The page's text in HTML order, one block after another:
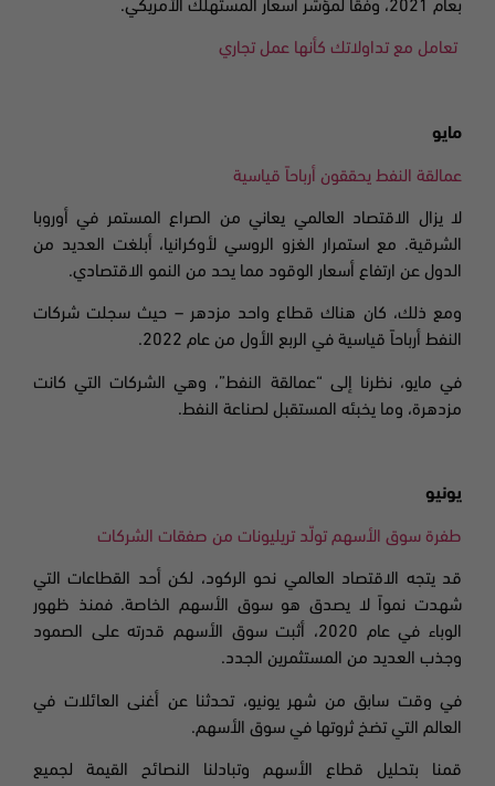
بعام 2021، وفقاً لمؤشر أسعار المستهلك الأمريكي.
تعامل مع تداولاتك كأنها عمل تجاري
مايو
عمالقة النفط يحققون أرباحاً قياسية
لا يزال الاقتصاد العالمي يعاني من الصراع المستمر في أوروبا
الشرقية. مع استمرار الغزو الروسي لأوكرانيا، أبلغت العديد من
الدول عن ارتفاع أسعار الوقود مما يحد من النمو الاقتصادي.
ومع ذلك، كان هناك قطاع واحد مزدهر – حيث سجلت شركات
النفط أرباحاً قياسية في الربع الأول من عام 2022.
في مايو، نظرنا إلى “عمالقة النفط”، وهي الشركات التي كانت
مزدهرة، وما يخبئه المستقبل لصناعة النفط.
يونيو
طفرة سوق الأسهم تولّد تريليونات من صفقات الشركات
قد يتجه الاقتصاد العالمي نحو الركود، لكن أحد القطاعات التي
شهدت نمواً لا يصدق هو سوق الأسهم الخاصة. فمنذ ظهور
الوباء في عام 2020،
أثبت سوق الأسهم قدرته على الصمود
وجذب العديد من المستثمرين الجدد.
في وقت سابق من شهر يونيو، تحدثنا عن أغنى العائلات في
العالم التي تضخ ثروتها في سوق الأسهم.
قمنا بتحليل قطاع الأسهم وتبادلنا النصائح القيمة لجميع